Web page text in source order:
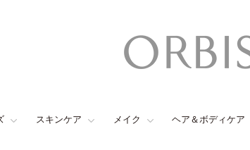
スキンケア メイク ヘア＆ボディケア